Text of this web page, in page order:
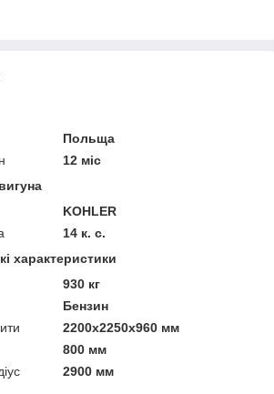
Польща
12 міс
KOHLER
14 к. с.
характеристики
930 кг
Бензин
2200х2250х960 мм
800 мм
2900 мм